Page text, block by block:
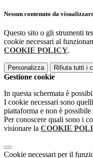
Nessun contenuto da
Questo sito o gli strumenti
cookie necessari al
COOKIE POLICY.
Personalizza Rifiuta tutti i
Gestione cookie
In questa schermata è
I cookie necessari sono
piattaforma e non è
Per conoscere quali sono i
visionare la COOKIE
Cookie necessari per il